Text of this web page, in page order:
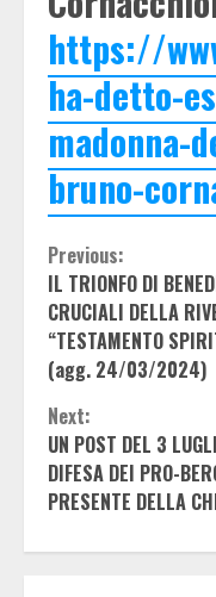
https://
ha-detto-
madonna-
bruno-
Continue
Reading
Previous:
IL TRIONFO DI
CRUCIALI DELLA
“TESTAMENTO
(agg. 24/03/2024)
Next:
UN POST DEL 3
DIFESA DEI PRO-
PRESENTE DELLA